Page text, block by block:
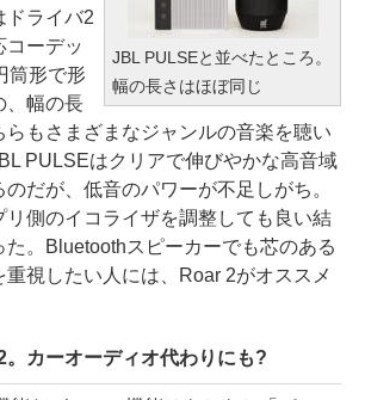
JBL PULSEと並べたところ。
幅の長さはほぼ同じ
ドライバ2
コーデッ
筒形で形
、幅の長
らもさまざまなジャンルの音楽を聴い
PULSEはクリアで伸びやかな高音域
だが、低音のパワーが不足しがち。
リ側のイコライザを調整しても良い結
。Bluetoothスピーカーでも芯のある
視したい人には、Roar 2がオススメ
。カーオーディオ代わりにも?